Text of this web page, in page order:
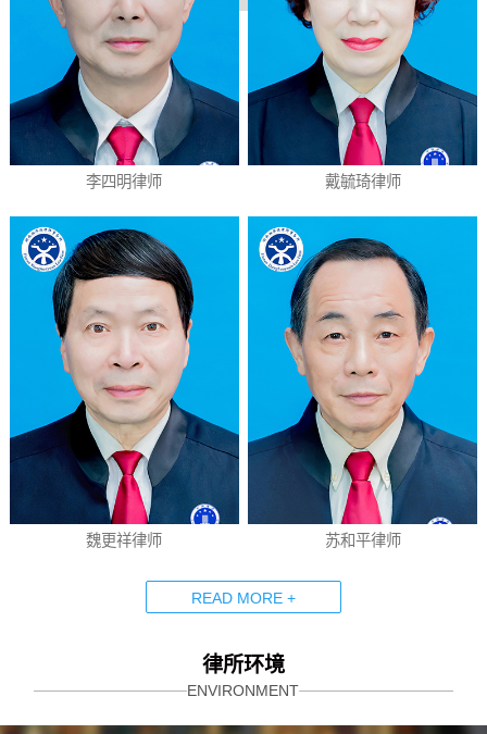
李四明律师 戴毓琦律师
魏更祥律师 苏和平律师
READ MORE +
律所环境
ENVIRONMENT